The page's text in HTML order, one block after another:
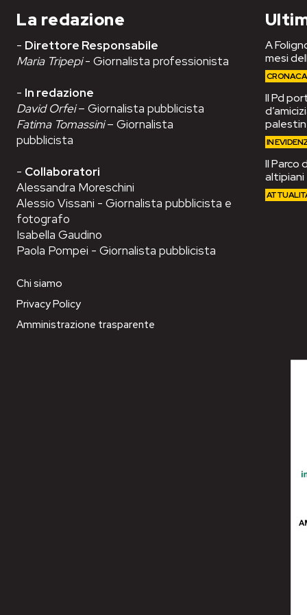
La redazione
- Direttore Responsabile
Maria Tripepi- Giornalista professionista
- In redazione
David Orfei– Giornalista pubblicista
Fatima Tomassini– Giornalista
pubblicista
- Collaboratori
Alessandra Moreschini
Alessio Vissani - Giornalista pubblicista e
fotografo
Isabella Gaudino
Paola Pompei - Giornalista pubblicista
Chi siamo
Privacy Policy
Amministrazione trasparente
A
mesi
CRONACA
Il Pd
IN
Il Parco
altipiani